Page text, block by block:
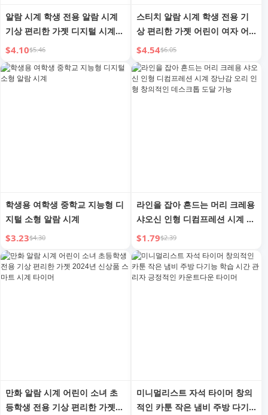
알람 시계 학생 전용 알람 시계
기상 편리한 가젯 디지털 시계
어린이 남녀 어린이 타이밍 시계
강한 기상
$4.10$5.46
스티치 알람 시계 학생 전용 기
상 편리한 가젯 어린이 여자 어
린이 디지털 시계 데스크탑 시계
2024년 신상
$4.54$6.05
학생용 여학생 중학교 지능형 디
지털 소형 알람 시계
$3.23$4.30
라인을 잡아 흔드는 머리 크레용
샤오신 인형 디컴프레션 시계 장
난감 오리 인형 창의적인 데스크
톱 도달 가능
$1.79$2.39
만화 알람 시계 어린이 소녀 초
등학생 전용 기상 편리한 가젯
미니멀리스트 자석 타이머 창의
적인 카툰 작은 냄비 주방 다기